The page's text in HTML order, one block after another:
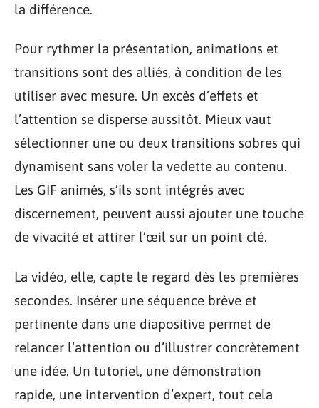
la différence.
Pour rythmer la présentation, animations et
transitions sont des alliés, à condition de les
utiliser avec mesure. Un excès d’effets et
l’attention se disperse aussitôt. Mieux vaut
sélectionner une ou deux transitions sobres qui
dynamisent sans voler la vedette au contenu.
Les GIF animés, s’ils sont intégrés avec
discernement, peuvent aussi ajouter une touche
de vivacité et attirer l’œil sur un point clé.
La vidéo, elle, capte le regard dès les premières
secondes. Insérer une séquence brève et
pertinente dans une diapositive permet de
relancer l’attention ou d’illustrer concrètement
une idée. Un tutoriel, une démonstration
rapide, une intervention d’expert, tout cela